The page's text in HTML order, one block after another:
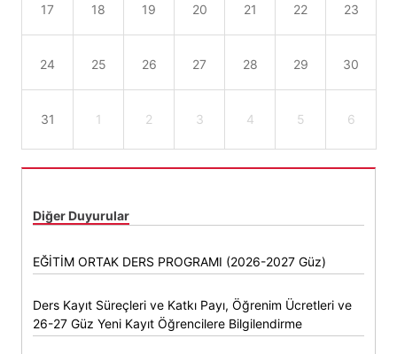
17 18 19 20 21 22 23
24 25 26 27 28 29 30
31 1 2 3 4 5 6
Diğer Duyurular
EĞİTİM ORTAK DERS PROGRAMI (2026-2027 Güz)
Ders Kayıt Süreçleri ve Katkı Payı, Öğrenim Ücretleri ve
26-27 Güz Yeni Kayıt Öğrencilere Bilgilendirme